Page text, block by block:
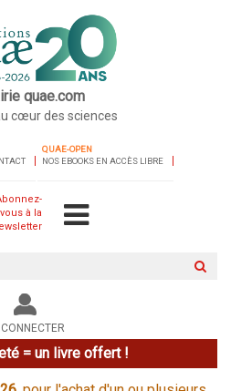
quae.com
cœur des sciences
QUAE-OPEN
NOS EBOOKS EN ACCÈS LIBRE
vous à la
le
site
= un livre offert !